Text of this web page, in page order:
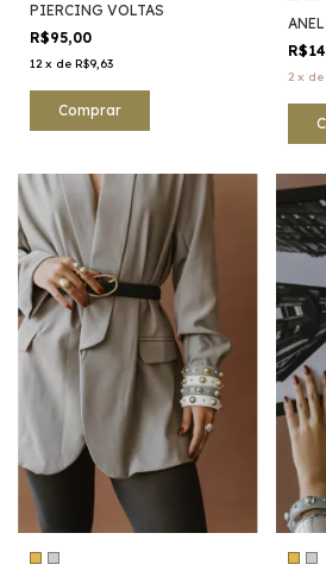
PIERCING VOLTAS
R$95,00
12 x de R$9,63
Comprar
2 x de